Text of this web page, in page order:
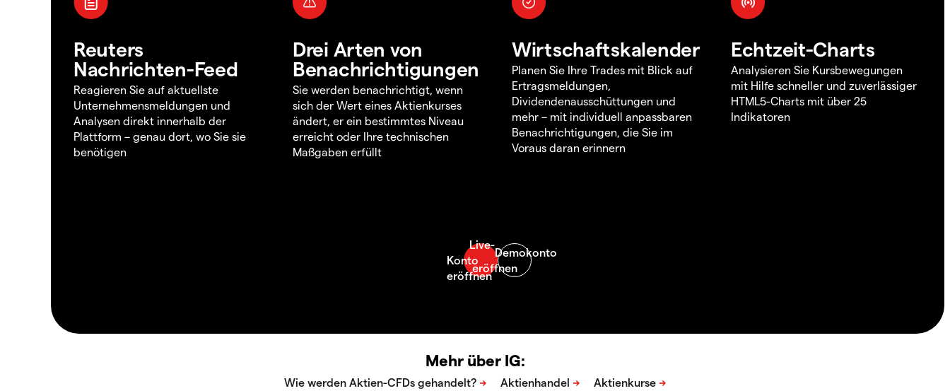
Reuters
Nachrichten-Feed
Reagieren Sie auf aktuellste
Unternehmensmeldungen und
Analysen direkt innerhalb der
Plattform – genau dort, wo Sie sie
benötigen
Drei Arten von
Benachrichtigungen
Sie werden benachrichtigt, wenn
sich der Wert eines Aktienkurses
ändert, er ein bestimmtes Niveau
erreicht oder Ihre technischen
Maßgaben erfüllt
Wirtschaftskalender
Planen Sie Ihre Trades mit Blick auf
Ertragsmeldungen,
Dividendenausschüttungen und
mehr – mit individuell anpassbaren
Benachrichtigungen, die Sie im
Voraus daran erinnern
Echtzeit-Charts
Analysieren Sie Kursbewegungen
mit Hilfe schneller und zuverlässiger
HTML5-Charts mit über 25
Indikatoren
Mehr über IG: